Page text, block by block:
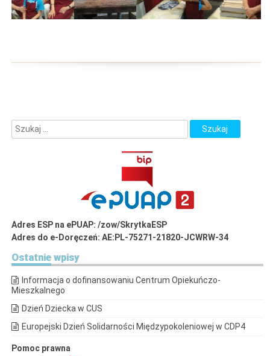
Adres ESP na ePUAP: /zow/SkrytkaESP
Adres do e-Doręczeń: AE:PL-75271-21820-JCWRW-34
Ostatnie wpisy
Informacja o dofinansowaniu Centrum Opiekuńczo-
Mieszkalnego
Dzień Dziecka w CUS
Europejski Dzień Solidarności Międzypokoleniowej w CDP4
Pomoc prawna